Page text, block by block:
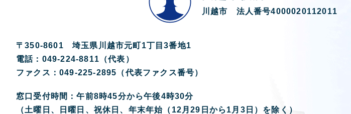
川越市 法人番号4000020112011
〒350-8601 埼玉県川越市元町1丁目3番地1
電話：049-224-8811（代表）
ファクス：049-225-2895（代表ファクス番号）
窓口受付時間：午前8時45分から午後4時30分
（土曜日、日曜日、祝休日、年末年始（12月29日から1月3日）を除く）